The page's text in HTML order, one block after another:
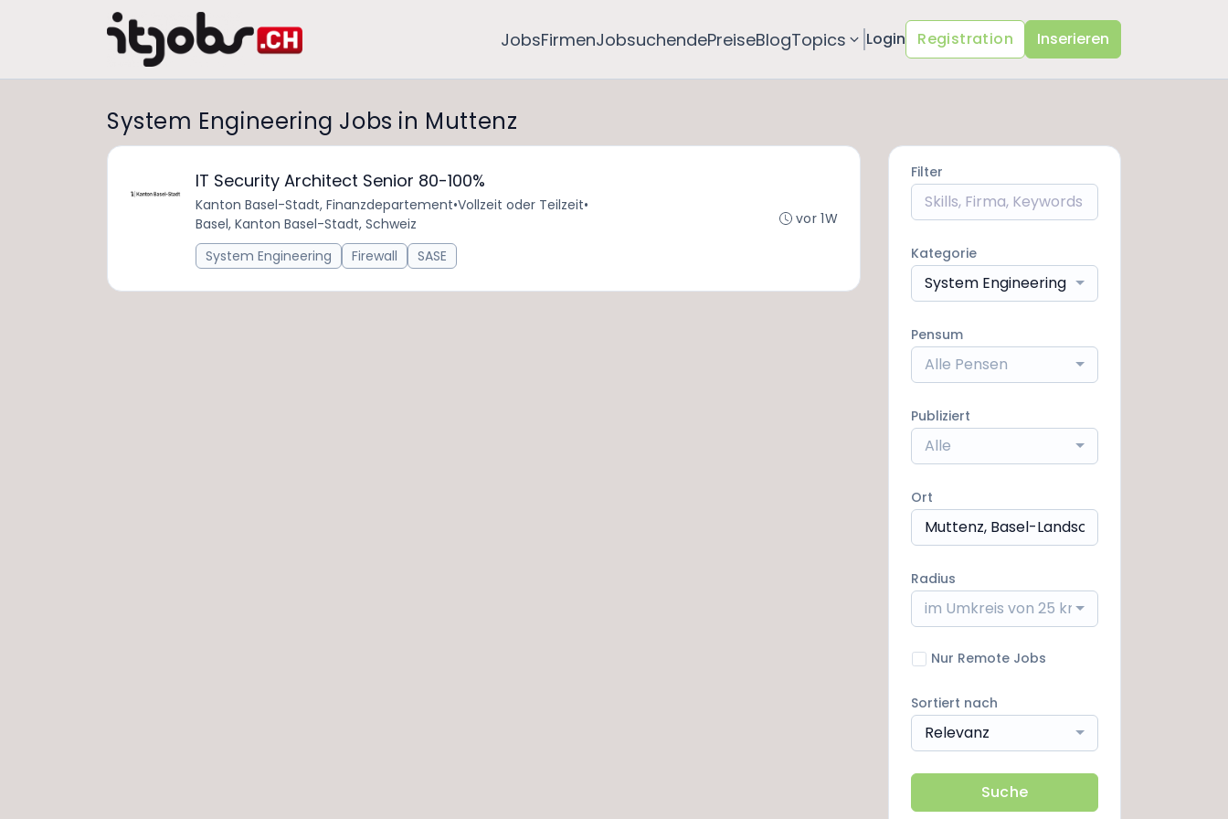
JobsFirmenJobsuchendePreiseBlogTopics Login Registration Inserieren
System Engineering Jobs in Muttenz
IT Security Architect Senior 80-100%
Kanton Basel-Stadt, Finanzdepartement•Vollzeit oder Teilzeit•
Basel, Kanton Basel-Stadt, Schweiz
System Engineering
Firewall SASE
vor 1W
Filter
Kategorie
System Engineering
Pensum
Alle Pensen
Publiziert
Alle
Ort
Radius
im Umkreis von 25 km
Nur Remote Jobs
Sortiert nach
Relevanz
Suche